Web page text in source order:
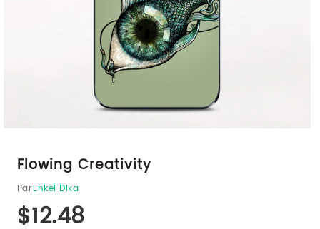
Flowing Creativity
ParEnkel Dika
$12.48